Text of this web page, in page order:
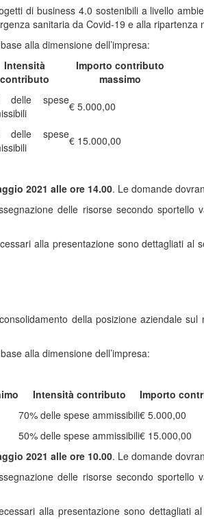
di business 4.0 sostenibili a livello
sanitaria da Covid-19 e alla ripartenza
alla dimensione dell’impresa:
Intensità
contributo
Importo contributo
massimo
delle spese€ 5.000,00
delle spese€ 15.000,00
2021 alle ore 14.00. Le domande
delle risorse secondo sportello
alla presentazione sono dettagliati al
della posizione aziendale
alla dimensione dell’impresa:
Intensità contributo
Importo
70% delle spese ammissibili€ 5.000,00
50% delle spese ammissibili€ 15.000,00
2021 alle ore 10.00. Le domande
delle risorse secondo sportello
alla presentazione sono dettagliati